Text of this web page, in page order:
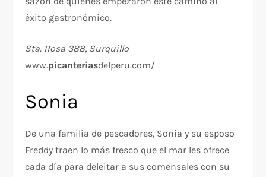
éxito gastronómico.
Sta. Rosa 388, Surquillo
www.picanteriasdelperu.com/
Sonia
De una familia de pescadores, Sonia y su esposo
Freddy traen lo más fresco que el mar les ofrece
cada día para deleitar a sus comensales con su